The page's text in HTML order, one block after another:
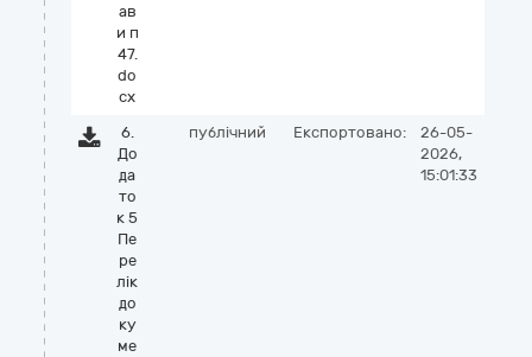
ав
и п
47.
do
cx
6.
До
да
то
к 5
Пе
ре
лік
до
ку
ме
публічний Експортовано:
26-05-
2026,
15:01:33